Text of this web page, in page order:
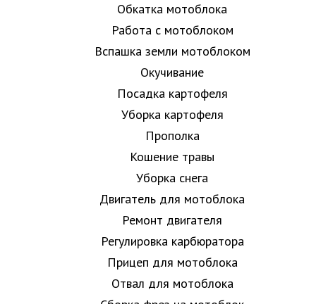
Обкатка мотоблока
Работа с мотоблоком
Вспашка земли мотоблоком
Окучивание
Посадка картофеля
Уборка картофеля
Прополка
Кошение травы
Уборка снега
Двигатель для мотоблока
Ремонт двигателя
Регулировка карбюратора
Прицеп для мотоблока
Отвал для мотоблока